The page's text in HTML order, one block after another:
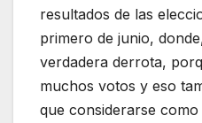
resultados de las
primero de junio,
verdadera derrota,
muchos votos y eso
que considerarse